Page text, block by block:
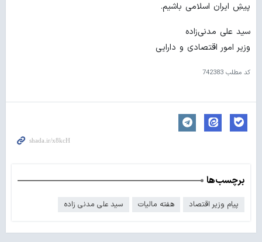
پیشِ ایران اسلامی باشیم.
سید علی مدنی‌زاده
وزیر امور اقتصادی و دارایی
کد مطلب 742383
برچسب‌ها
پیام وزیر اقتصاد هفته مالیات سید علی مدنی زاده